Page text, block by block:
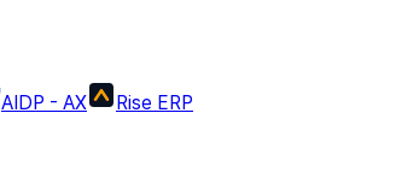
AIDP - AX Rise ERP